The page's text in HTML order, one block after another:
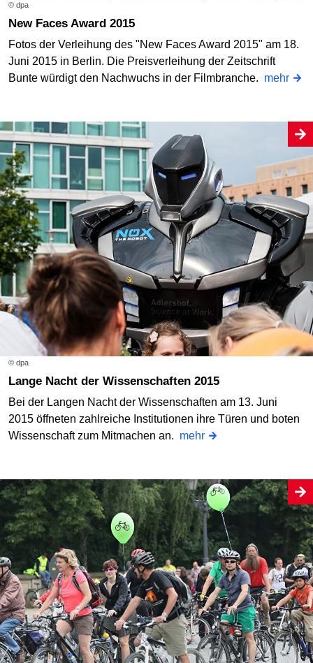
© dpa
New Faces Award 2015
Fotos der Verleihung des "New Faces Award 2015" am 18.
Juni 2015 in Berlin. Die Preisverleihung der Zeitschrift
Bunte würdigt den Nachwuchs in der Filmbranche. mehr
© dpa
Lange Nacht der Wissenschaften 2015
Bei der Langen Nacht der Wissenschaften am 13. Juni
2015 öffneten zahlreiche Institutionen ihre Türen und boten
Wissenschaft zum Mitmachen an. mehr